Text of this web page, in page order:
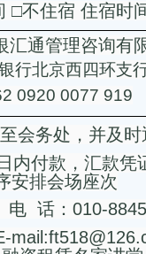
□不住宿 住宿时
汇通管理咨询有
行北京西四环支
0920 0077 919
会务处，并及
内付款，汇款凭
安排会场座次
电 话： 010-